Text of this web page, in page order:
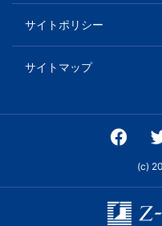
サイトポリシー
サイトマップ
(c)